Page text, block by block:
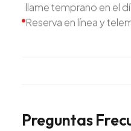
llame temprano en el
Reserva en línea y
Preguntas